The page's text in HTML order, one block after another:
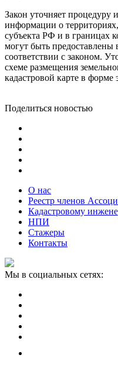
Закон уточняет процедуру
информации о
субъекта РФ и в границах
могут быть предоставлены
соответствии с законом.
схеме размещения
кадастровой карте в форме
Поделиться новостью
О нас
Реестр членов
Кадастровому
НПИ
Стажеры
Контакты
Мы в социальных сетях: